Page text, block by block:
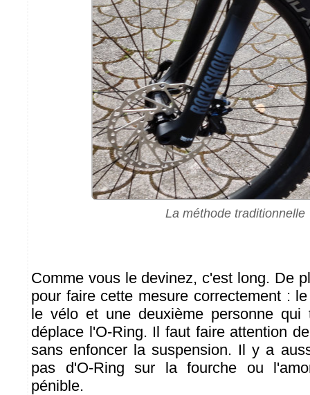
La méthode traditionnelle
Comme vous le devinez, c'est long. De
pour faire cette mesure correctement :
le vélo et une deuxième personne
déplace l'O-Ring. Il faut faire attention
sans enfoncer la suspension. Il y a
pas d'O-Ring sur la fourche ou
pénible.